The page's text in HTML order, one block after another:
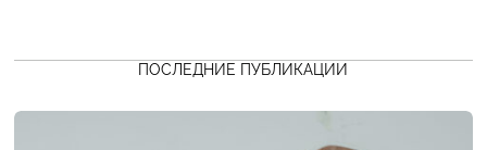
ПОСЛЕДНИЕ ПУБЛИКАЦИИ